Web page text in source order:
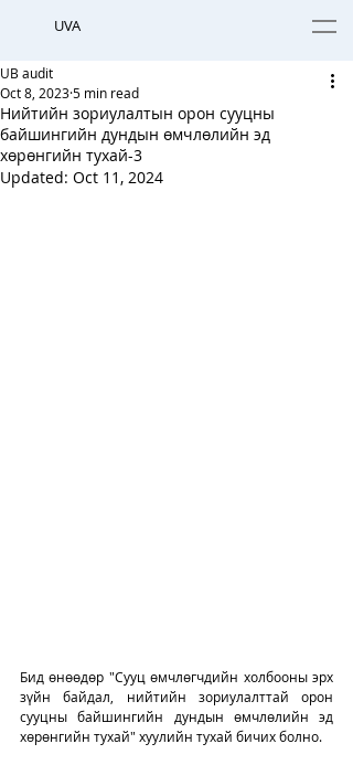
UVA
Нийтийн зориулалтын орон сууцны
байшингийн дундын өмчлөлийн эд
хөрөнгийн тухай-3
UB audit
Oct 8, 20235 min read
Updated: Oct 11, 2024
Бид өнөөдөр "Сууц өмчлөгчдийн холбооны эрх
зүйн байдал, нийтийн зориулалттай орон
сууцны байшингийн дундын өмчлөлийн эд
хөрөнгийн тухай" хуулийн тухай бичих болно.